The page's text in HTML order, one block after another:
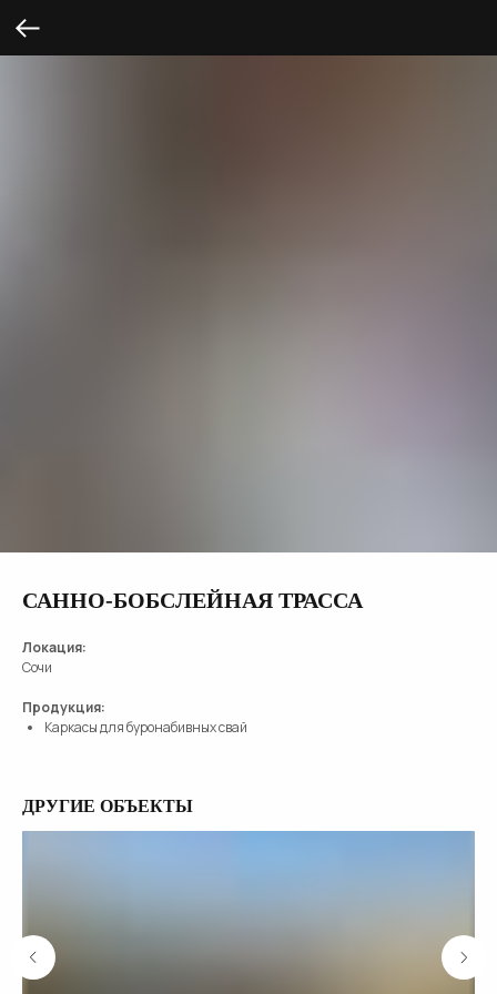
САННО-БОБСЛЕЙНАЯ ТРАССА
Локация:
Сочи
Продукция:
Каркасы для буронабивных свай
ДРУГИЕ ОБЪЕКТЫ